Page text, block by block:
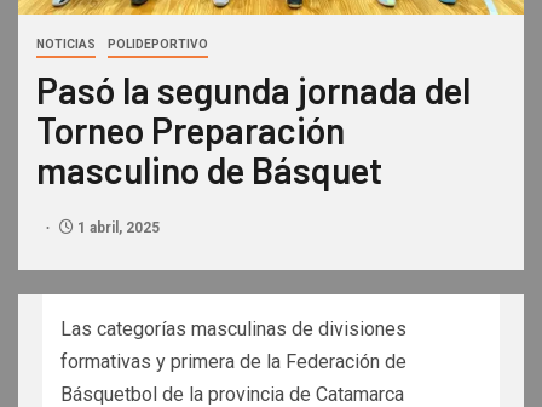
NOTICIAS POLIDEPORTIVO
Pasó la segunda jornada del
Torneo Preparación
masculino de Básquet
1 abril, 2025
Las categorías masculinas de divisiones
formativas y primera de la Federación de
Básquetbol de la provincia de Catamarca